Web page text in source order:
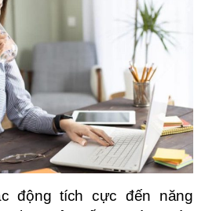
động tích cực đến năng